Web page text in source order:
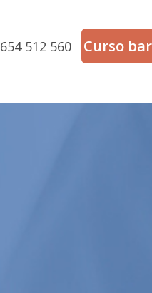
654 512 560 Curso